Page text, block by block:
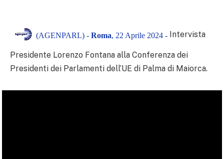
(AGENPARL) - Roma, 22 Aprile 2024 - Intervista
Presidente Lorenzo Fontana alla Conferenza dei
Presidenti dei Parlamenti dell’UE di Palma di Maiorca.